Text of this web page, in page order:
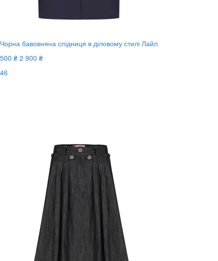
Чорна бавовняна спідниця в діловому стилі Лайл
500 ₴ 2 900 ₴
46